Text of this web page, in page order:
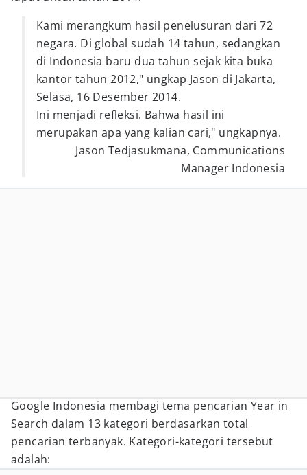
Kami merangkum hasil penelusuran dari 72
negara. Di global sudah 14 tahun, sedangkan
di Indonesia baru dua tahun sejak kita buka
kantor tahun 2012," ungkap Jason di Jakarta,
Selasa, 16 Desember 2014.
Ini menjadi refleksi. Bahwa hasil ini
merupakan apa yang kalian cari," ungkapnya.
Jason Tedjasukmana, Communications
Manager Indonesia
Google Indonesia membagi tema pencarian Year in
Search dalam 13 kategori berdasarkan total
pencarian terbanyak. Kategori-kategori tersebut
adalah: